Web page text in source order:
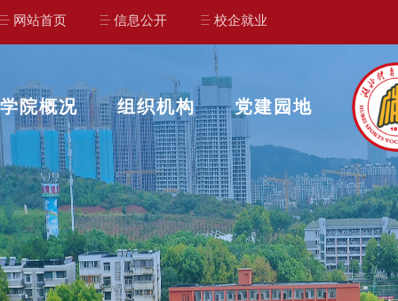
网站首页 信息公开 校企就业
学院概况 组织机构 党建园地